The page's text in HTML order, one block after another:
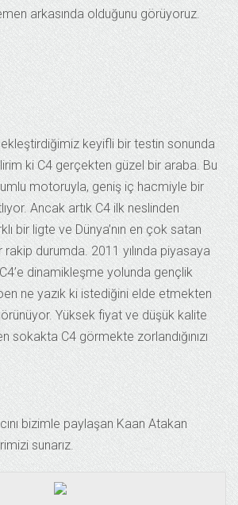
arkasında olduğunu görüyoruz.
keyifli bir testin sonunda
ki C4 gerçekten güzel bir araba. Bu
motoruyla, geniş iç hacmiyle bir
Ancak artık C4 ilk neslinden
bir ligte ve Dünya’nın en çok satan
durumda. 2011 yılında piyasaya
dinamikleşme yolunda gençlik
ne yazık ki istediğini elde etmekten
Yüksek fiyat ve düşük kalite
sokakta C4 görmekte zorlandığınızı
bizimle paylaşan Kaan Atakan
sunarız.